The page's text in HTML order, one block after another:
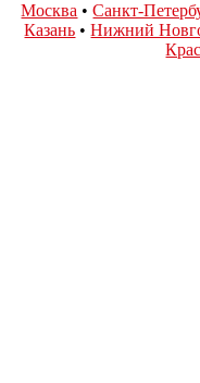
Москва •Санкт-
Казань •Нижний